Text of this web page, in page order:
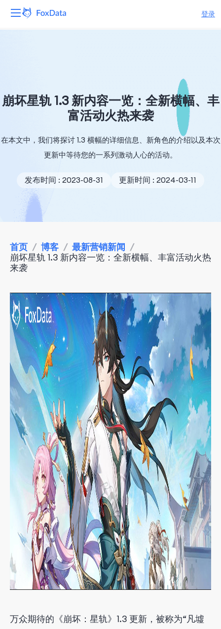
登录
解决方案
定价
崩坏星轨 1.3 新内容一览：全新横幅、丰
富活动火热来袭
在本文中，我们将探讨 1.3 横幅的详细信息、新角色的介绍以及本次
更新中等待您的一系列激动人心的活动。
发布时间 : 2023-08-31 更新时间 : 2024-03-11
首页 / 博客 / 最新营销新闻 /
崩坏星轨 1.3 新内容一览：全新横幅、丰富活动火热
来袭
万众期待的《崩坏：星轨》1.3 更新，被称为“凡墟